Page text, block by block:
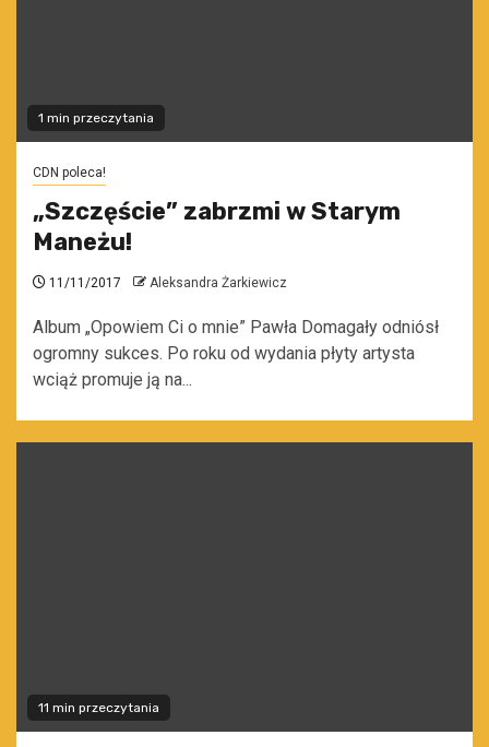
1 min przeczytania
CDN poleca!
„Szczęście” zabrzmi w Starym
Maneżu!
11/11/2017 Aleksandra Żarkiewicz
Album „Opowiem Ci o mnie” Pawła Domagały odniósł
ogromny sukces. Po roku od wydania płyty artysta
wciąż promuje ją na...
11 min przeczytania